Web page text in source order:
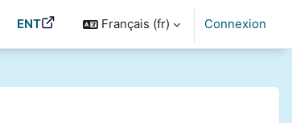
ENT Français ‎(fr)‎ Connexion